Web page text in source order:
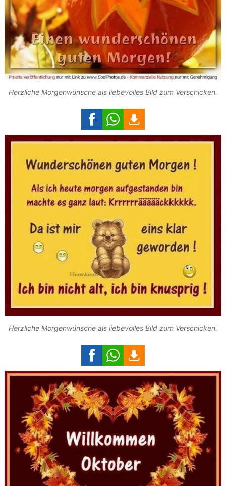
Herzliche Morgenwünsche als liebevolles Bild zum Verschicken.
Herzliche Morgenwünsche als liebevolles Bild zum Verschicken.